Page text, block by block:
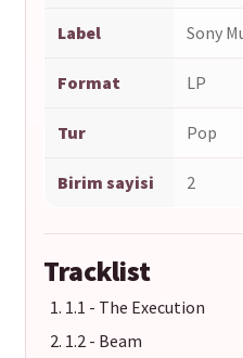
Label Sony
Format LP
Tur Pop
Birim sayisi 2
Tracklist
1.1 - The Execution
1.2 - Beam